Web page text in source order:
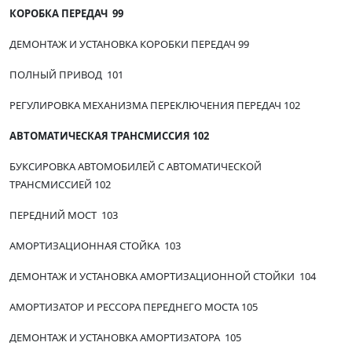
КОРОБКА ПЕРЕДАЧ 99
ДЕМОНТАЖ И УСТАНОВКА КОРОБКИ ПЕРЕДАЧ 99
ПОЛНЫЙ ПРИВОД 101
РЕГУЛИРОВКА МЕХАНИЗМА ПЕРЕКЛЮЧЕНИЯ ПЕРЕДАЧ 102
АВТОМАТИЧЕСКАЯ ТРАНСМИССИЯ 102
БУКСИРОВКА АВТОМОБИЛЕЙ С АВТОМАТИЧЕСКОЙ
ТРАНСМИССИЕЙ 102
ПЕРЕДНИЙ МОСТ 103
АМОРТИЗАЦИОННАЯ СТОЙКА 103
ДЕМОНТАЖ И УСТАНОВКА АМОРТИЗАЦИОННОЙ СТОЙКИ 104
АМОРТИЗАТОР И РЕССОРА ПЕРЕДНЕГО МОСТА 105
ДЕМОНТАЖ И УСТАНОВКА АМОРТИЗАТОРА 105